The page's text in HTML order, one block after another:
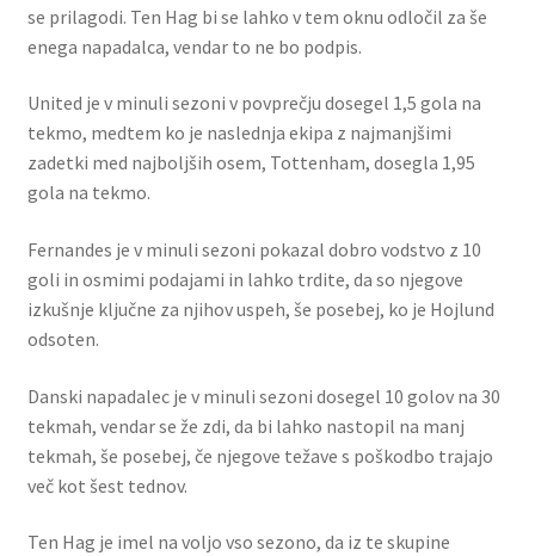
se prilagodi. Ten Hag bi se lahko v tem oknu odločil za še
enega napadalca, vendar to ne bo podpis.
United je v minuli sezoni v povprečju dosegel 1,5 gola na
tekmo, medtem ko je naslednja ekipa z najmanjšimi
zadetki med najboljših osem, Tottenham, dosegla 1,95
gola na tekmo.
Fernandes je v minuli sezoni pokazal dobro vodstvo z 10
goli in osmimi podajami in lahko trdite, da so njegove
izkušnje ključne za njihov uspeh, še posebej, ko je Hojlund
odsoten.
Danski napadalec je v minuli sezoni dosegel 10 golov na 30
tekmah, vendar se že zdi, da bi lahko nastopil na manj
tekmah, še posebej, če njegove težave s poškodbo trajajo
več kot šest tednov.
Ten Hag je imel na voljo vso sezono, da iz te skupine